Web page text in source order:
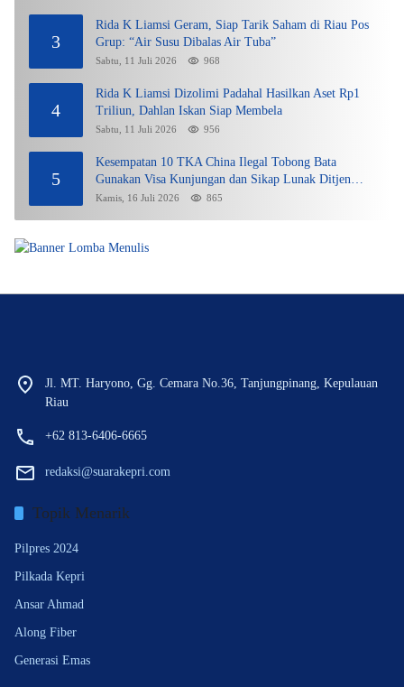
3
Rida K Liamsi Geram, Siap Tarik Saham di Riau Pos
Grup: “Air Susu Dibalas Air Tuba”
Sabtu, 11 Juli 2026 968
4
Rida K Liamsi Dizolimi Padahal Hasilkan Aset Rp1
Triliun, Dahlan Iskan Siap Membela
Sabtu, 11 Juli 2026 956
5
Kesempatan 10 TKA China Ilegal Tobong Bata
Gunakan Visa Kunjungan dan Sikap Lunak Ditjen
Imigrasi Kepri?
Kamis, 16 Juli 2026 865
Jl. MT. Haryono, Gg. Cemara No.36, Tanjungpinang, Kepulauan
Riau
+62 813-6406-6665
redaksi@suarakepri.com
Topik Menarik
Pilpres 2024
Pilkada Kepri
Ansar Ahmad
Along Fiber
Generasi Emas